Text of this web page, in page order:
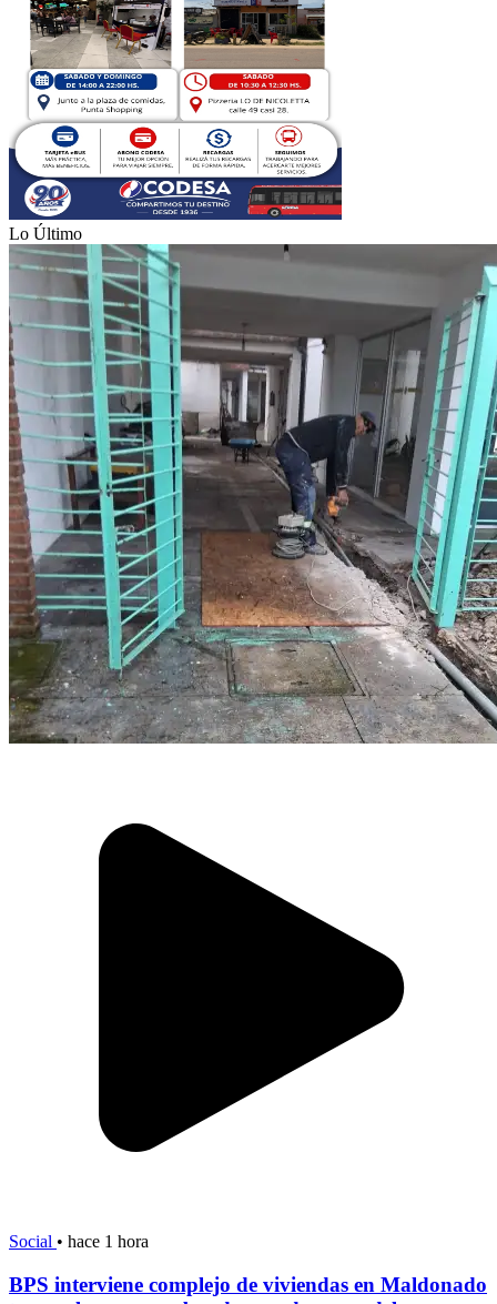
Lo Último
Social • hace 1 hora
BPS interviene complejo de viviendas en Maldonado